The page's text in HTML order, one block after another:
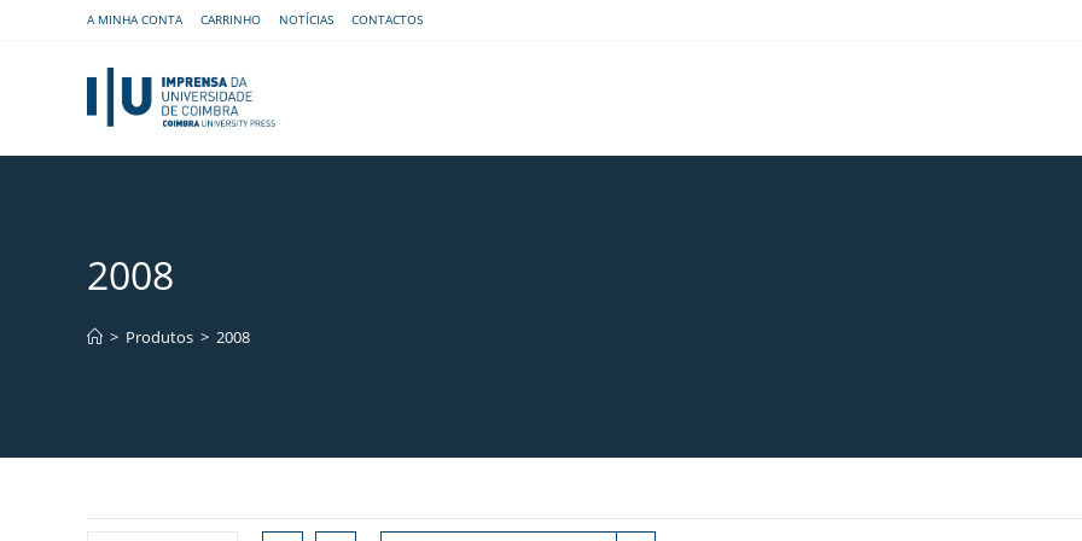
A MINHA CONTA CARRINHO NOTÍCIAS CONTACTOS
2008
> Produtos > 2008